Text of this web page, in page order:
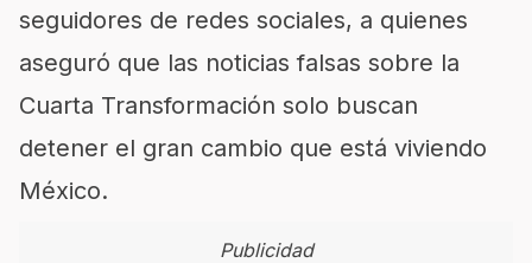
seguidores de redes sociales, a quienes
aseguró que las noticias falsas sobre la
Cuarta Transformación solo buscan
detener el gran cambio que está viviendo
México.
Publicidad